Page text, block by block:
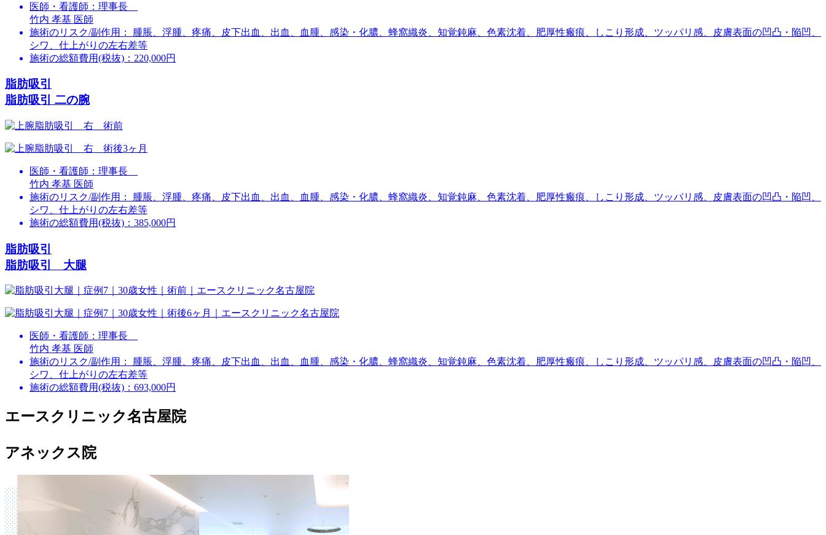
医師・看護師： 理事長
竹内 孝基 医師
施術のリスク/副作用：
腫脹、浮腫、疼痛、皮下出血、出血、血腫、感染・化膿、蜂窩織炎、知覚鈍麻、色素沈着、肥厚性瘢痕、しこり形成、ツッパリ感、皮膚表面の凹凸・陥凹、
シワ、仕上がりの左右差等
施術の総額費用(税抜)： 220,000円
脂肪吸引
脂肪吸引 二の腕
医師・看護師： 理事長
竹内 孝基 医師
施術のリスク/副作用：
腫脹、浮腫、疼痛、皮下出血、出血、血腫、感染・化膿、蜂窩織炎、知覚鈍麻、色素沈着、肥厚性瘢痕、しこり形成、ツッパリ感、皮膚表面の凹凸・陥凹、
シワ、仕上がりの左右差等
施術の総額費用(税抜)： 385,000円
脂肪吸引
脂肪吸引 大腿
医師・看護師： 理事長
竹内 孝基 医師
施術のリスク/副作用：
腫脹、浮腫、疼痛、皮下出血、出血、血腫、感染・化膿、蜂窩織炎、知覚鈍麻、色素沈着、肥厚性瘢痕、しこり形成、ツッパリ感、皮膚表面の凹凸・陥凹、
シワ、仕上がりの左右差等
施術の総額費用(税抜)： 693,000円
エースクリニック名古屋院
アネックス院